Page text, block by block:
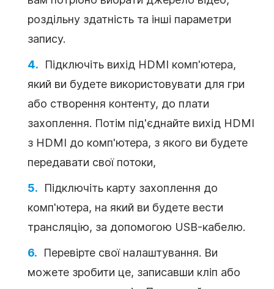
роздільну здатність та інші параметри
запису.
Підключіть вихід HDMI комп'ютера,
який ви будете використовувати для гри
або створення контенту, до плати
захоплення. Потім під'єднайте вихід HDMI
з HDMI до комп'ютера, з якого ви будете
передавати свої потоки,
Підключіть карту захоплення до
комп'ютера, на який ви будете вести
трансляцію, за допомогою USB-кабелю.
Перевірте свої налаштування. Ви
можете зробити це, записавши кліп або